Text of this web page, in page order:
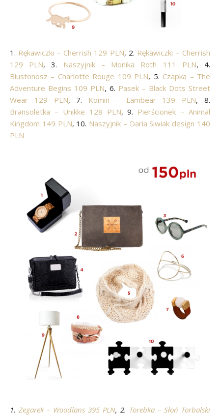
1. Rękawiczki – Cherrish 129 PLN, 2. Rękawiczki – Cherrish
129 PLN, 3. Naszyjnik – Monika Roth 111 PLN, 4.
Biustonosz – Charlotte Rouge 109 PLN, 5. Czapka – The
Adventure Begins 109 PLN, 6. Pasek – Black Dots Street
Wear 129 PLN, 7. Komin – Lambear 139 PLN, 8.
Bransoletka – Unikke 128 PLN, 9. Pierścionek – Animal
Kingdom 149 PLN, 10. Naszyjnik – Daria Siwiak design 140
PLN
1. Zegarek – Woodlans 395 PLN, 2. Torebka – Słoń Torbalski